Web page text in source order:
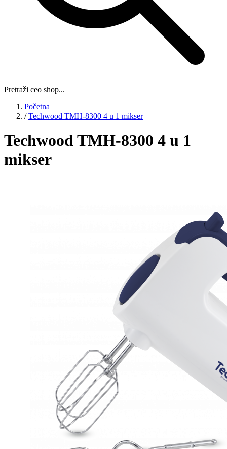
Pretraži ceo shop...
Početna
/ Techwood TMH-8300 4 u 1 mikser
Techwood TMH-8300 4 u 1
mikser